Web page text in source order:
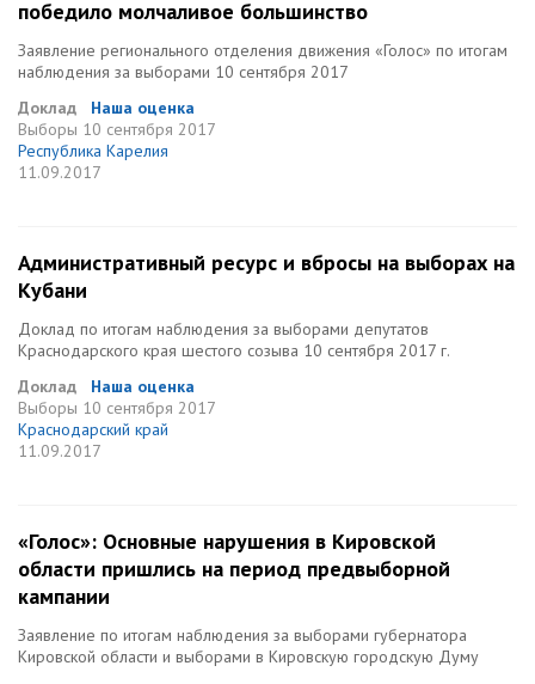
победило молчаливое большинство
Заявление регионального отделения движения «Голос» по итогам
наблюдения за выборами 10 сентября 2017
Доклад
Наша оценка
Выборы 10 сентября 2017
Республика Карелия
11.09.2017
Административный ресурс и вбросы на выборах на
Кубани
Доклад по итогам наблюдения за выборами депутатов
Краснодарского края шестого созыва 10 сентября 2017 г.
Доклад
Наша оценка
Выборы 10 сентября 2017
Краснодарский край
11.09.2017
«Голос»: Основные нарушения в Кировской
области пришлись на период предвыборной
кампании
Заявление по итогам наблюдения за выборами губернатора
Кировской области и выборами в Кировскую городскую Думу